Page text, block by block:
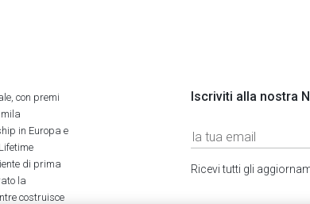
Iscriviti alla nostra
Ricevi tutti gli
con premi
in Europa e
di prima
la
costruisce